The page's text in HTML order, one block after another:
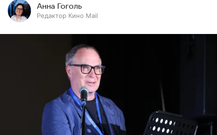
Анна Гоголь
Редактор Кино Mail